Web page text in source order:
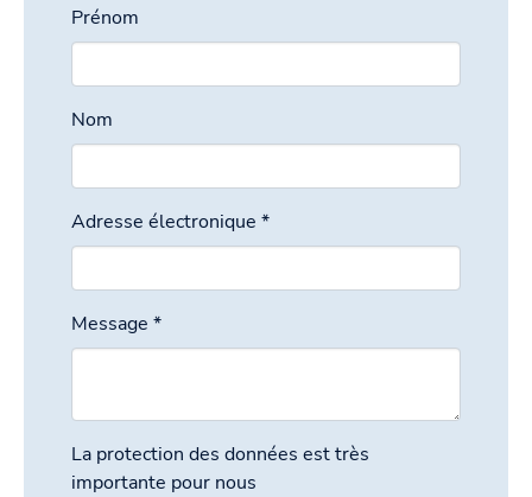
Prénom
Nom
Adresse électronique *
Message *
La protection des données est très
importante pour nous